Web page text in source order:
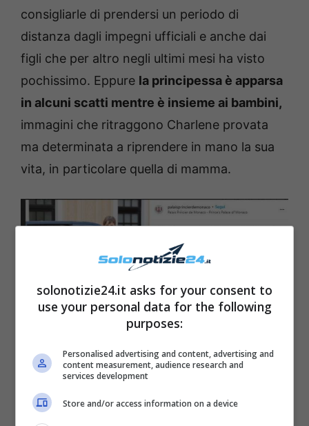
consigliarle di prendersi un periodo di
distanza dagli impegni ufficiali e anche dai
figli che per altro negli ultimi mesi ha visto
pochissimo. Eppure la principessa è apparsa
in alcuni scatti mentre è insieme ai bambini,
immagini che ritraggono Charlene provata
ma determinata a riprendere in mano la sua
vita, in particolare quella di mamma.
Charlene di Monaco fonte Instagram
solonotizie24.it asks for your consent to
use your personal data for the following
purposes:
Personalised advertising and content, advertising and
content measurement, audience research and
services development
Store and/or access information on a device